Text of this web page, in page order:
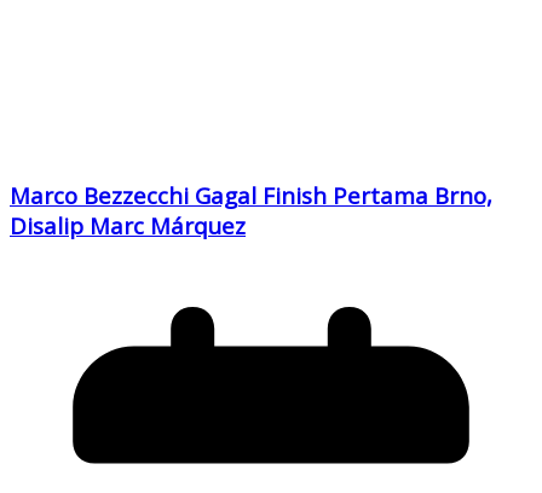
Marco Bezzecchi Gagal Finish Pertama Brno,
Disalip Marc Márquez